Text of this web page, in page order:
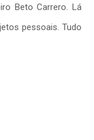
Beto Carrero. Lá
pessoais. Tudo